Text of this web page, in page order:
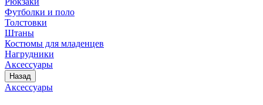
Футболки и поло
Толстовки
Штаны
Костюмы для младенцев
Нагрудники
Аксессуары
Назад
Аксессуары